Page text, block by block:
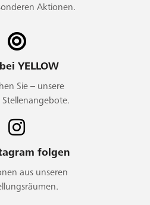
Aktionen.
YELLOW
Sie – unsere
folgen
aus unseren